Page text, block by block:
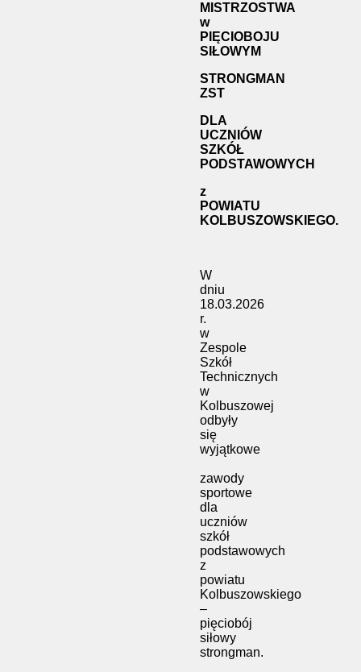
MISTRZOSTWA
w
PIĘCIOBOJU
SIŁOWYM
STRONGMAN
ZST
DLA
UCZNIÓW
SZKÓŁ
PODSTAWOWYCH
z
POWIATU
KOLBUSZOWSKIEGO.
W
dniu
18.03.2026
r.
w
Zespole
Szkół
Technicznych
w
Kolbuszowej
odbyły
się
wyjątkowe
zawody
sportowe
dla
uczniów
szkół
podstawowych
z
powiatu
Kolbuszowskiego
–
pięciobój
siłowy
strongman.